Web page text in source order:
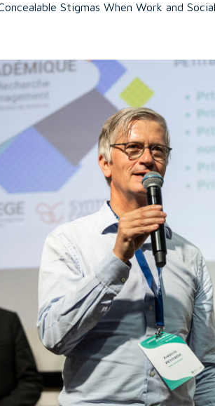
Stigmas When Work and